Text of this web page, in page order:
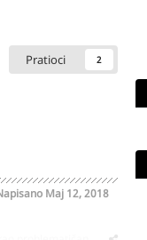
Pratioci 2
Maj 12, 2018